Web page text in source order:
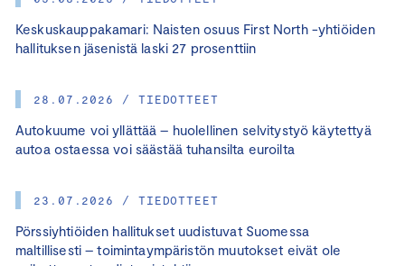
Keskuskauppakamari: Naisten osuus First North -yhtiöiden
hallituksen jäsenistä laski 27 prosenttiin
28.07.2026 / TIEDOTTEET
Autokuume voi yllättää – huolellinen selvitystyö käytettyä
autoa ostaessa voi säästää tuhansilta euroilta
23.07.2026 / TIEDOTTEET
Pörssiyhtiöiden hallitukset uudistuvat Suomessa
maltillisesti – toimintaympäristön muutokset eivät ole